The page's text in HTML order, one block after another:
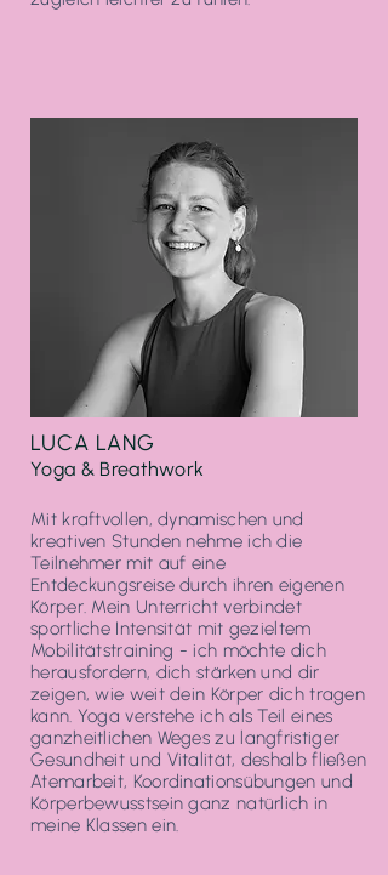
LUCA LANG
Yoga & Breathwork
Mit kraftvollen, dynamischen und
kreativen Stunden nehme ich die
Teilnehmer mit auf eine
Entdeckungsreise durch ihren eigenen
Körper. Mein Unterricht verbindet
sportliche Intensität mit gezieltem
Mobilitätstraining - ich möchte dich
herausfordern, dich stärken und dir
zeigen, wie weit dein Körper dich tragen
kann. Yoga verstehe ich als Teil eines
ganzheitlichen Weges zu langfristiger
Gesundheit und Vitalität, deshalb fließen
Atemarbeit, Koordinationsübungen und
Körperbewusstsein ganz natürlich in
meine Klassen ein.